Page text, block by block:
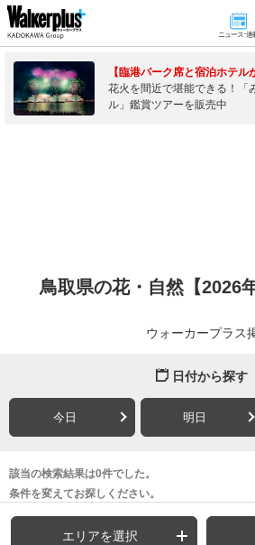
ニュース･連
【臨港パーク席と宿泊ホテル
花火を間近で堪能できる！「
ル」鑑賞ツアーを販売中
鳥取県の花・自然【2026
ウォーカープラス
日付から探す
今日 明日
該当の検索結果は0件でした。
条件を変えてお探しください。
エリアを選択